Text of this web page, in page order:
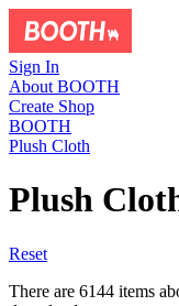
Sign In
About BOOTH
Create Shop
BOOTH
Plush Cloth
Plush
Reset
There are 6144 items